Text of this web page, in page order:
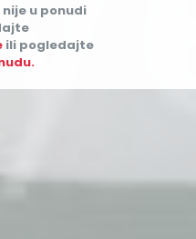
u ponudi
ili pogledajte